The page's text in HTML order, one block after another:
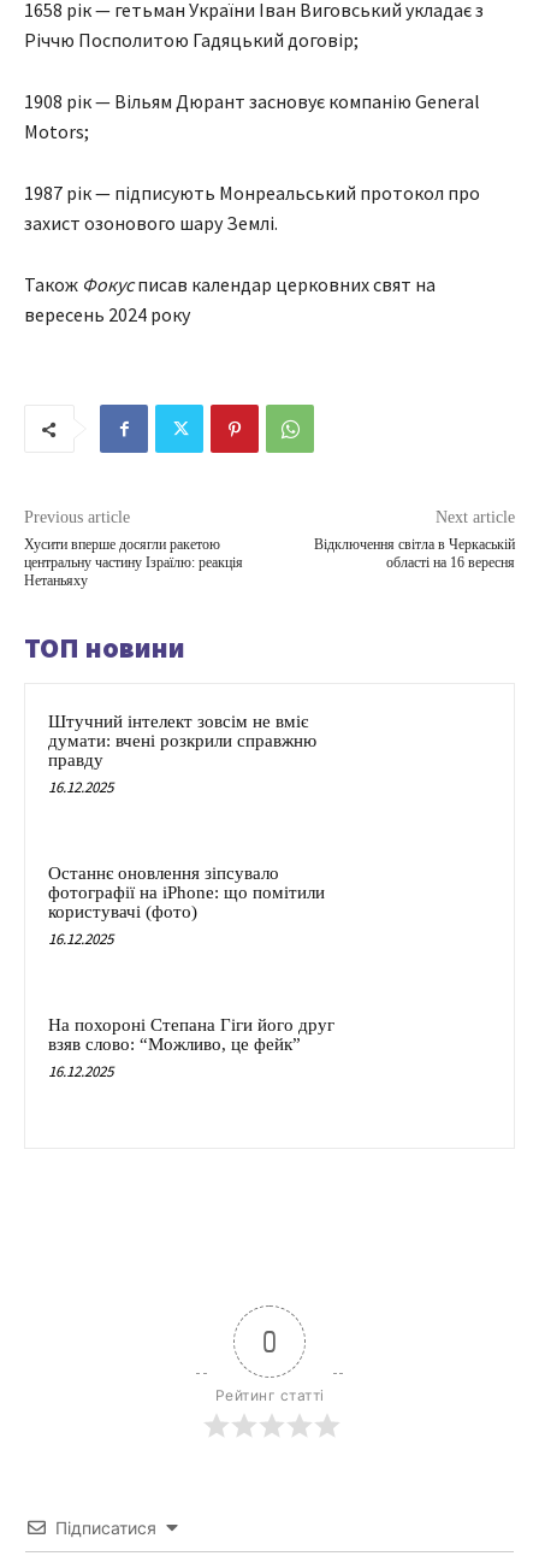
1658 рік — гетьман України Іван Виговський укладає з
Річчю Посполитою Гадяцький договір;
1908 рік — Вільям Дюрант засновує компанію General
Motors;
1987 рік — підписують Монреальський протокол про
захист озонового шару Землі.
Також Фокусписав календар церковних свят на
вересень 2024 року
Previous article
Хусити вперше досягли ракетою
центральну частину Ізраїлю: реакція
Нетаньяху
Next article
Відключення світла в Черкаській
області на 16 вересня
ТОП новини
Штучний інтелект зовсім не вміє
думати: вчені розкрили справжню
правду
16.12.2025
Останнє оновлення зіпсувало
фотографії на iPhone: що помітили
користувачі (фото)
16.12.2025
На похороні Степана Гіги його друг
взяв слово: “Можливо, це фейк”
16.12.2025
0
Рейтинг статті
Підписатися